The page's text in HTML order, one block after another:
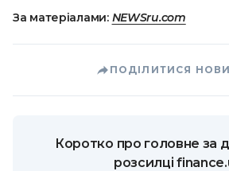
За матеріалами: NEWSru.com
ПОДІЛИТИСЯ
Коротко про головне за
розсилці